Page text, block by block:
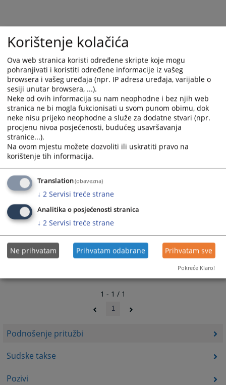
Podnošenje pritužbi
Sudske takse
Pozivi
key
to
get
the
keyboard
shortcuts
for
changing
dates.
key
to
get
the
keyboard
shortcuts
for
changing
dates.
1 - 1 / 1
1
Korištenje kolačića
Ova web stranica koristi određene skripte koje mogu
pohranjivati i koristiti određene informacije iz vašeg
browsera i vašeg uređaja (npr. IP adresa uređaja, varijable o
sesiji unutar browsera, ...).
Neke od ovih informacija su nam neophodne i bez njih web
stranica ne bi mogla fukcionisati u svom punom obimu, dok
neke nisu prijeko neophodne a služe za dodatne stvari (npr.
procjenu nivoa posjećenosti, budućeg usavršavanja
stranice...).
Na ovom mjestu možete dozvoliti ili uskratiti pravo na
korištenje tih informacija.
Translation(obavezna)
↓ 2 Servisi treće strane
Analitika o posjećenosti stranica
↓ 2 Servisi treće strane
Ne prihvatam Prihvatam odabrane Prihvatam sve
Pokreće Klaro!